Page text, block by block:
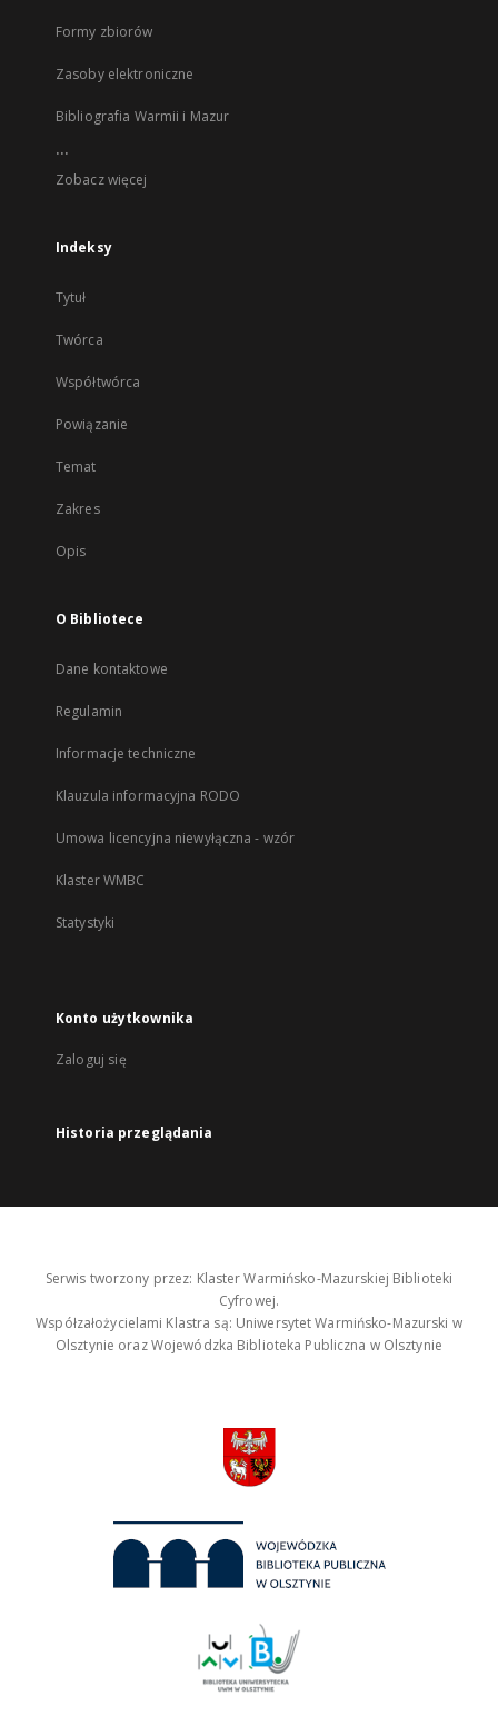
Formy zbiorów
Zasoby elektroniczne
Bibliografia Warmii i Mazur
...
Zobacz więcej
Indeksy
Tytuł
Twórca
Współtwórca
Powiązanie
Temat
Zakres
Opis
O Bibliotece
Dane kontaktowe
Regulamin
Informacje techniczne
Klauzula informacyjna RODO
Umowa licencyjna niewyłączna - wzór
Klaster WMBC
Statystyki
Konto użytkownika
Zaloguj się
Historia przeglądania
Serwis tworzony przez: Klaster Warmińsko-Mazurskiej Biblioteki
Cyfrowej.
Współzałożycielami Klastra są: Uniwersytet Warmińsko-Mazurski w
Olsztynie oraz Wojewódzka Biblioteka Publiczna w Olsztynie